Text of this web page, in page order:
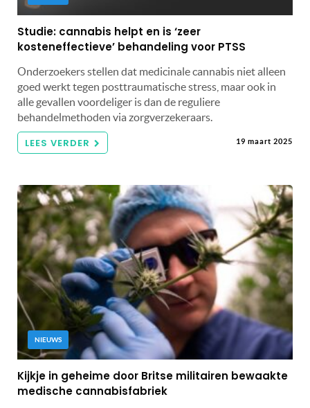
Studie: cannabis helpt en is ‘zeer
kosteneffectieve’ behandeling voor PTSS
Onderzoekers stellen dat medicinale cannabis niet alleen
goed werkt tegen posttraumatische stress, maar ook in
alle gevallen voordeliger is dan de reguliere
behandelmethoden via zorgverzekeraars.
LEES VERDER 19 maart 2025
NIEUWS
Kijkje in geheime door Britse militairen bewaakte
medische cannabisfabriek